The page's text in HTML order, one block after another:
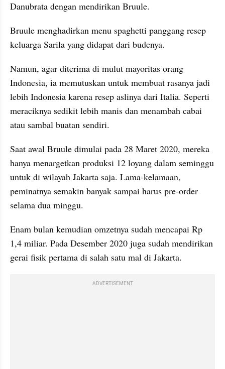
Danubrata dengan mendirikan Bruule.
Bruule menghadirkan menu spaghetti panggang resep
keluarga Sarila yang didapat dari budenya.
Namun, agar diterima di mulut mayoritas orang
Indonesia, ia memutuskan untuk membuat rasanya jadi
lebih Indonesia karena resep aslinya dari Italia. Seperti
meraciknya sedikit lebih manis dan menambah cabai
atau sambal buatan sendiri.
Saat awal Bruule dimulai pada 28 Maret 2020, mereka
hanya menargetkan produksi 12 loyang dalam seminggu
untuk di wilayah Jakarta saja. Lama-kelamaan,
peminatnya semakin banyak sampai harus pre-order
selama dua minggu.
Enam bulan kemudian omzetnya sudah mencapai Rp
1,4 miliar. Pada Desember 2020 juga sudah mendirikan
gerai fisik pertama di salah satu mal di Jakarta.
ADVERTISEMENT